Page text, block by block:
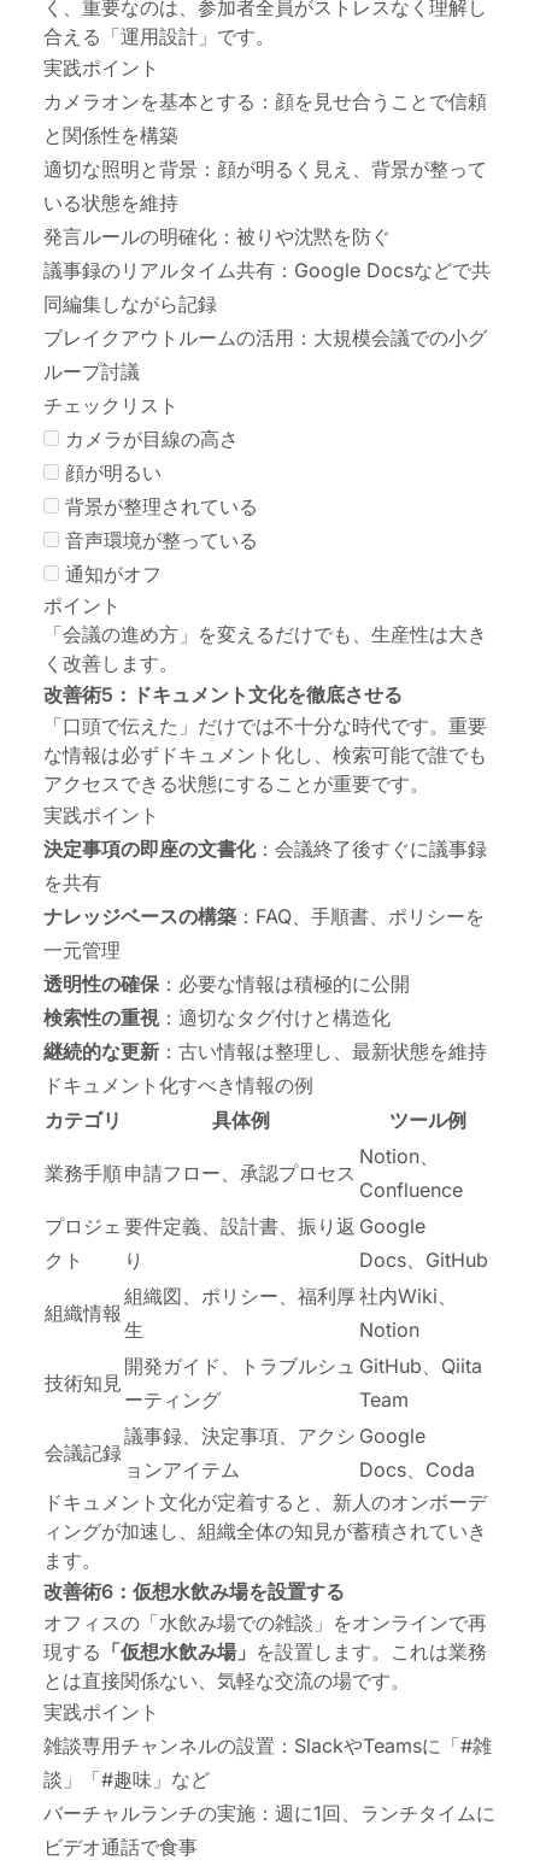
く、重要なのは、参加者全員がストレスなく理解し
合える「運用設計」です。
実践ポイント
カメラオンを基本とする：顔を見せ合うことで信頼
と関係性を構築
適切な照明と背景：顔が明るく見え、背景が整って
いる状態を維持
発言ルールの明確化：被りや沈黙を防ぐ
議事録のリアルタイム共有：Google Docsなどで共
同編集しながら記録
ブレイクアウトルームの活用：大規模会議での小グ
ループ討議
チェックリスト
カメラが目線の高さ
顔が明るい
背景が整理されている
音声環境が整っている
通知がオフ
ポイント
「会議の進め方 」を変えるだけでも、生産性は大き
く改善します。
改善術5：ドキュメント文化を徹底させる
「口頭で伝えた」だけでは不十分な時代です。重要
な情報は必ずドキュメント化し、検索可能で誰でも
アクセスできる状態にすることが重要です。
実践ポイント
決定事項の即座の文書化：会議終了後すぐに議事録
を共有
ナレッジベースの構築 ：FAQ、手順書、ポリシーを
一元管理
透明性の確保 ：必要な情報は積極的に公開
検索性の重視 ：適切なタグ付けと構造化
継続的な更新 ：古い情報は整理し、最新状態を維持
ドキュメント化すべき情報の例
カテゴリ
具体例 ツール例
業務手順申請フロー、承認プロセス
Notion、
Confluence
プロジェ
クト
要件定義、設計書、振り返
り
Google
Docs、GitHub
組織情報
組織図、ポリシー、福利厚
生
社内Wiki、
Notion
技術知見
開発ガイド、トラブルシュ
ーティング
GitHub、Qiita
Team
会議記録
議事録、決定事項、アクシ
ョンアイテム
Google
Docs、Coda
ドキュメント文化が定着すると、新人のオンボーデ
ィングが加速し、組織全体の知見が蓄積されていき
ます。
改善術6：仮想水飲み場を設置する
オフィスの「水飲み場での雑談」をオンラインで再
現する 「仮想水飲み場」 を設置します。これは業務
とは直接関係ない、気軽な交流の場です。
実践ポイント
雑談専用チャンネルの設置：SlackやTeamsに「#雑
談」「#趣味」など
バーチャルランチの実施：週に1回、ランチタイムに
ビデオ通話で食事